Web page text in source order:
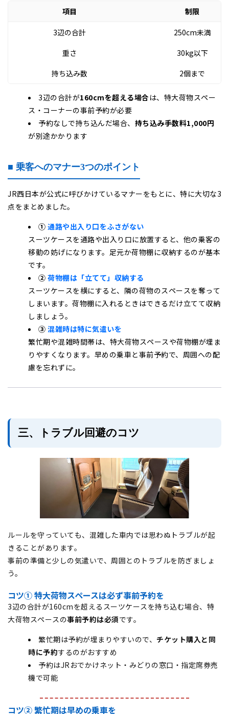
項目
制限
3辺の合計
250cm未満
重さ
30kg以下
持ち込み数
2個まで
3辺の合計が160cmを超える場合 は、特大荷物スペー
ス・コーナーの事前予約が必要
予約なしで持ち込んだ場合、 持ち込み手数料1,000円
が別途かかります
■ 乗客へのマナー3つのポイント
JR西日本が公式に呼びかけているマナーをもとに、特に大切な3
点をまとめました。
① 通路や出入り口をふさがない
スーツケースを通路や出入り口に放置すると、他の乗客の
移動の妨げになります。足元か荷物棚に収納するのが基本
です。
② 荷物棚は「立てて」収納する
スーツケースを横にすると、隣の荷物のスペースを奪って
しまいます。荷物棚に入れるときはできるだけ立てて収納
しましょう。
③ 混雑時は特に気遣いを
繁忙期や混雑時間帯は、特大荷物スペースや荷物棚が埋ま
りやすくなります。早めの乗車と事前予約で、周囲への配
慮を忘れずに。
三、トラブル回避のコツ
ルールを守っていても、混雑した車内では思わぬトラブルが起
きることがあります。
事前の準備と少しの気遣いで、周囲とのトラブルを防ぎましょ
う。
コツ① 特大荷物スペースは必ず事前予約を
3辺の合計が160cmを超えるスーツケースを持ち込む場合、特
大荷物スペースの事前予約は必須です。
繁忙期は予約が埋まりやすいので、 チケット購入と同
時に予約するのがおすすめ
予約はJRおでかけネット・みどりの窓口・指定席券売
機で可能
コツ② 繁忙期は早めの乗車を